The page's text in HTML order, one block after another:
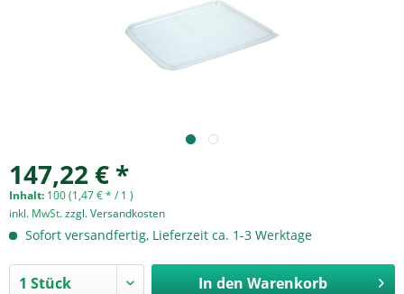
147,22 € *
Inhalt: 100 (1,47 € * / 1 )
inkl. MwSt.zzgl. Versandkosten
Sofort versandfertig, Lieferzeit ca. 1-3 Werktage
In den Warenkorb